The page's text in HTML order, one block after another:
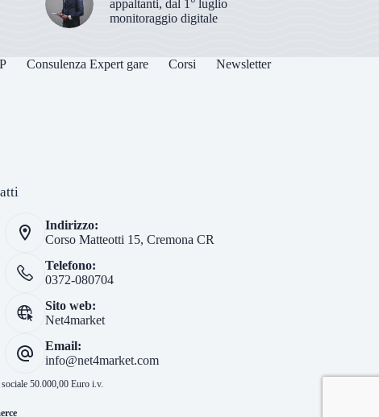
appaltanti, dal 1° luglio
monitoraggio digitale
Consulenza Expert gare Corsi Newsletter
Indirizzo:
Corso Matteotti 15, Cremona CR
Telefono:
0372-080704
Sito web:
Net4market
Email:
info@net4market.com
50.000,00 Euro i.v.